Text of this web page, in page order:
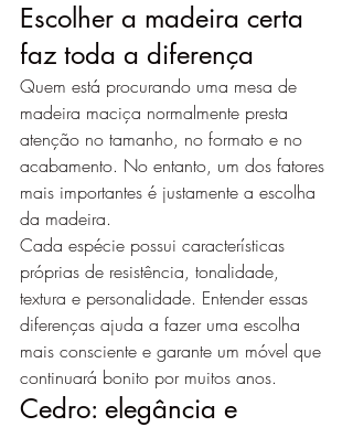
Escolher a madeira certa
faz toda a diferença
Quem está procurando uma mesa de
madeira maciça normalmente presta
atenção no tamanho, no formato e no
acabamento. No entanto, um dos fatores
mais importantes é justamente a escolha
da madeira.
Cada espécie possui características
próprias de resistência, tonalidade,
textura e personalidade. Entender essas
diferenças ajuda a fazer uma escolha
mais consciente e garante um móvel que
continuará bonito por muitos anos.
Cedro: elegância e